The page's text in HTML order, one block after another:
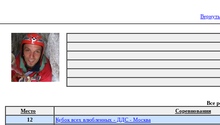
Все
Место
Соревнования
12
Кубок всех влюбленных - ДДС - Москва